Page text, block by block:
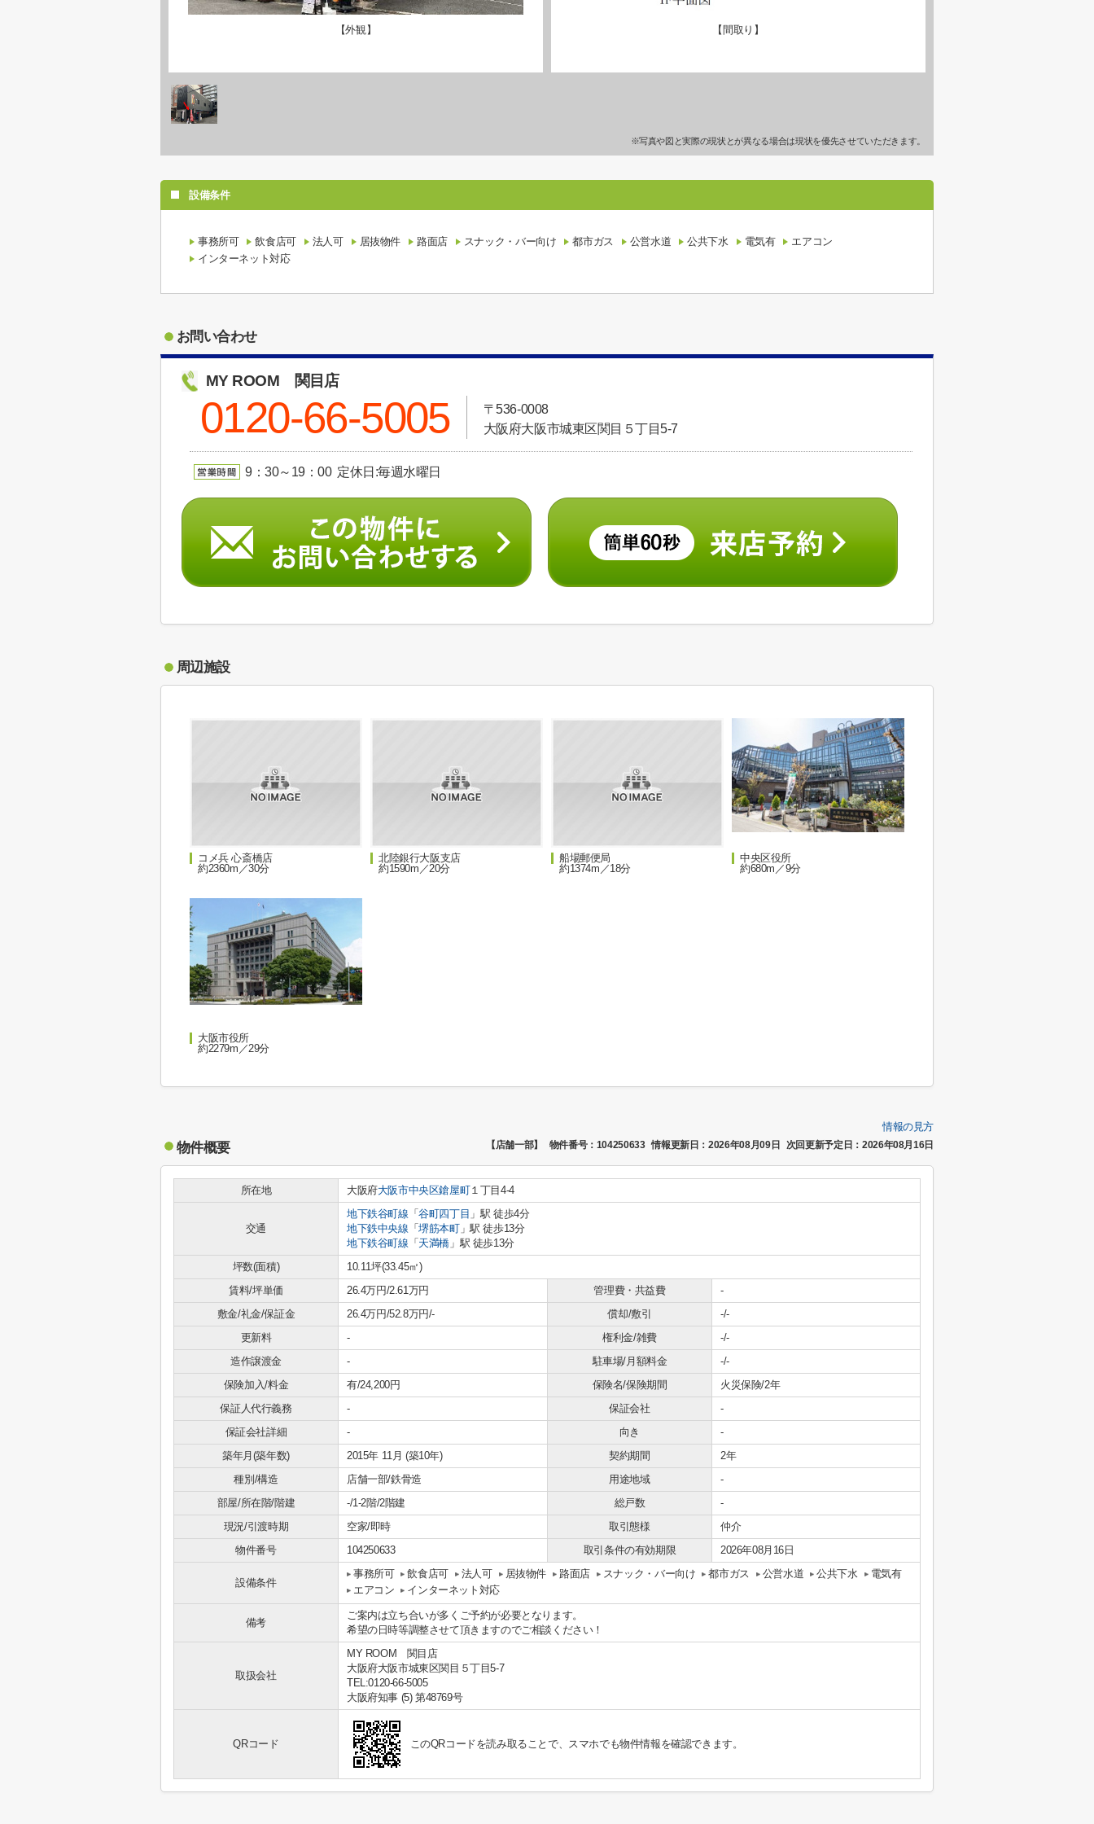
【外観】 【間取り】
※写真や図と実際の現状とが異なる場合は現状を優先させていただきます。
設備条件
事務所可 飲食店可 法人可 居抜物件 路面店 スナック・バー向け 都市ガス 公営水道 公共下水 電気有
エアコン
インターネット対応
お問い合わせ
MY ROOM 関目店
0120-66-5005
〒536-0008
大阪府大阪市城東区関目５丁目5-7
9：30～19：00 定休日:毎週水曜日
周辺施設
コメ兵 心斎橋店
約2360m／30分
北陸銀行大阪支店
約1590m／20分
船場郵便局
約1374m／18分
中央区役所
約680m／9分
大阪市役所
約2279m／29分
情報の見方
物件概要 【店舗一部】 物件番号：104250633 情報更新日：2026年08月09日 次回更新予定日：2026年08月16日
所在地 大阪府大阪市中央区鎗屋町１丁目4-4
交通
地下鉄谷町線 「谷町四丁目 」駅 徒歩4分
地下鉄中央線 「堺筋本町」駅 徒歩13分
地下鉄谷町線 「 天満橋 」駅 徒歩13分
坪数(面積)
10.11坪(33.45㎡)
賃料/坪単価
26.4万円/2.61万円 管理費・共益費
-
敷金/礼金/保証金
26.4万円/52.8万円/- 償却/敷引
-/-
更新料
- 権利金/雑費
-/-
造作譲渡金
- 駐車場/月額料金
-/-
保険加入/料金
有/24,200円 保険名/保険期間
火災保険/2年
保証人代行義務
- 保証会社
-
保証会社詳細
- 向き
-
築年月(築年数)
2015年 11月 (築10年) 契約期間
2年
種別/構造
店舗一部/鉄骨造 用途地域
-
部屋/所在階/階建
-/1-2階/2階建 総戸数
-
現況/引渡時期
空家/即時 取引態様
仲介
物件番号
104250633 取引条件の有効期限 2026年08月16日
設備条件
事務所可 飲食店可 法人可 居抜物件 路面店 スナック・バー向け 都市ガス 公営水道 公共下水
電気有
エアコン
インターネット対応
備考
ご案内は立ち合いが多くご予約が必要となります。
希望の日時等調整させて頂きますのでご相談ください！
取扱会社
MY ROOM 関目店
大阪府大阪市城東区関目５丁目5-7
TEL:0120-66-5005
大阪府知事 (5) 第48769号
QRコード このQRコードを読み取ることで、スマホでも物件情報を確認できます。